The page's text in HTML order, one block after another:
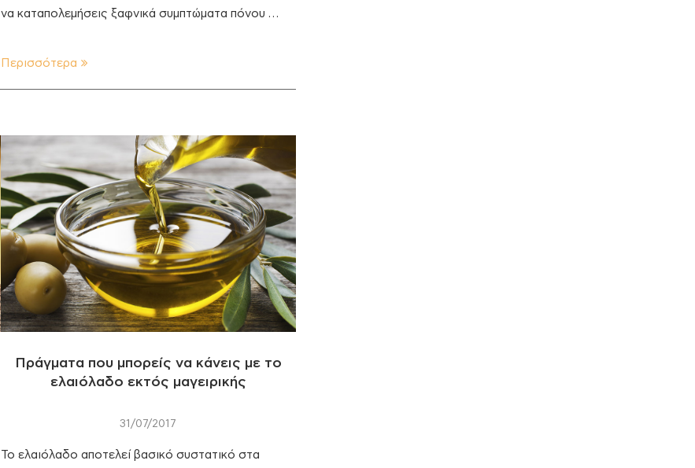
να καταπολεμήσεις ξαφνικά συμπτώματα πόνου …
Περισσότερα
Πράγματα που μπορείς να κάνεις με το
ελαιόλαδο εκτός μαγειρικής
31/07/2017
Το ελαιόλαδο αποτελεί βασικό συστατικό στα